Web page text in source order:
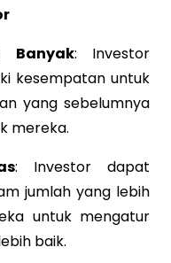
Banyak: Investor
kesempatan untuk
yang sebelumnya
mereka.
: Investor dapat
jumlah yang lebih
untuk mengatur
baik.